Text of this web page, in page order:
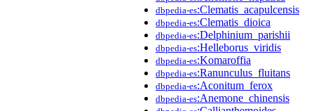
dbpedia-es:Clematis_acapulcensis
dbpedia-es:Clematis_dioica
dbpedia-es:Delphinium_parishii
dbpedia-es:Helleborus_viridis
dbpedia-es:Komaroffia
dbpedia-es:Ranunculus_fluitans
dbpedia-es:Aconitum_ferox
dbpedia-es:Anemone_chinensis